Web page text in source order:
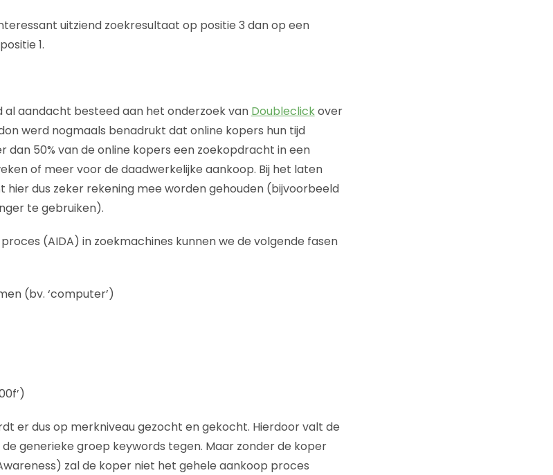
uitziend zoekresultaat op positie 3 dan op een
1.
aandacht besteed aan het onderzoek van Doubleclickover
werd nogmaals benadrukt dat online kopers hun tijd
dan 50% van de online kopers een zoekopdracht in een
of meer voor de daadwerkelijke aankoop. Bij het laten
hier dus zeker rekening mee worden gehouden (bijvoorbeeld
te gebruiken).
(AIDA) in zoekmachines kunnen we de volgende fasen
(bv. ‘computer’)
er dus op merkniveau gezocht en gekocht. Hierdoor valt de
generieke groep keywords tegen. Maar zonder de koper
zal de koper niet het gehele aankoop proces